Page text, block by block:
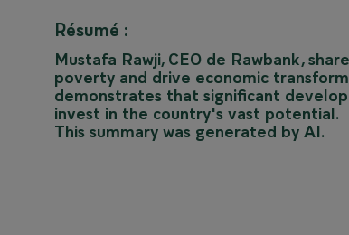
Résumé :
Mustafa Rawji, CEO de Rawbank,
poverty and drive economic
demonstrates that significant
invest in the country's vast potential.
This summary was generated by AI.